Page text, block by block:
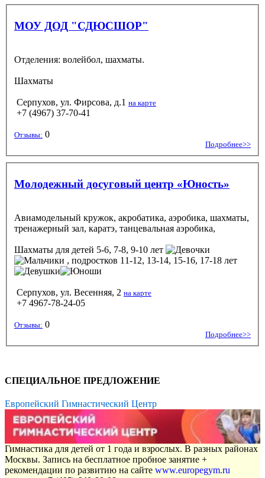
МОУ ДОД "СДЮСШОР"
Отделения: волейбол, шахматы.
Шахматы
Серпухов, ул. Фирсова, д.1 на карте
+7 (4967) 37-70-41
Отзывы: 0
Подробнее>>
Молодежный досуговый центр «Юность»
Авиамодельный кружок, акробатика, аэробика, шахматы,
тренажерный зал, каратэ, танцевальная аэробика,
Шахматы для детей 5-6, 7-8, 9-10 лет
, подростков 11-12, 13-14, 15-16, 17-18 лет
Серпухов, ул. Весенняя, 2 на карте
+7 4967-78-24-05
Отзывы: 0
Подробнее>>
СПЕЦИАЛЬНОЕ ПРЕДЛОЖЕНИЕ
Европейский Гимнастический Центр
Гимнастика для детей от 1 года и взрослых. В разных районах
Москвы. Запись на бесплатное пробное занятие +
рекомендации по развитию на сайте www.europegym.ru